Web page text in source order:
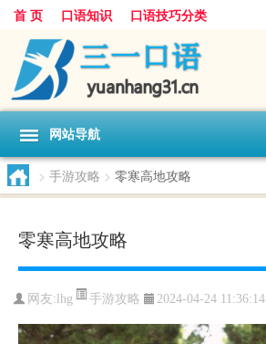
首 页 口语知识 口语技巧分类
网站导航
> 手游攻略 > 零寒高地攻略
零寒高地攻略
网友:lhg 手游攻略 2024-04-24 11:36:14